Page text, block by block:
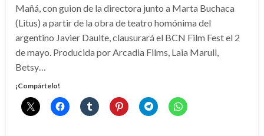
Mañá, con guion de la directora junto a Marta Buchaca
(Litus) a partir de la obra de teatro homónima del
argentino Javier Daulte, clausurará el BCN Film Fest el 2
de mayo. Producida por Arcadia Films, Laia Marull,
Betsy…
¡Compártelo!